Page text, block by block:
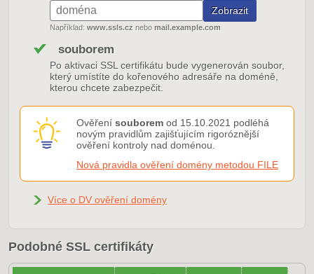
Například: www.ssls.cz nebo mail.example.com
souborem
Po aktivaci SSL certifikátu bude vygenerován soubor,
který umístíte do kořenového adresáře na doméně,
kterou chcete zabezpečit.
Ověření souborem od 15.10.2021 podléhá
novým pravidlům zajišťujícím rigoróznější
ověření kontroly nad doménou.
Nová pravidla ověření domény metodou FILE
Více o DV ověření domény
Podobné SSL certifikáty